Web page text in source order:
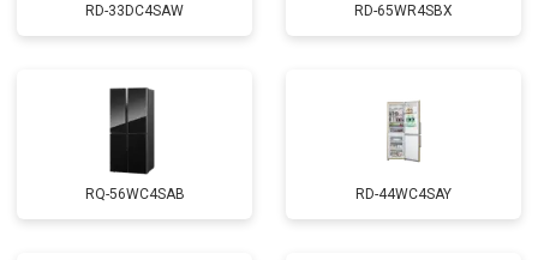
RD-33DC4SAW RD-65WR4SBX
RQ-56WC4SAB RD-44WC4SAY